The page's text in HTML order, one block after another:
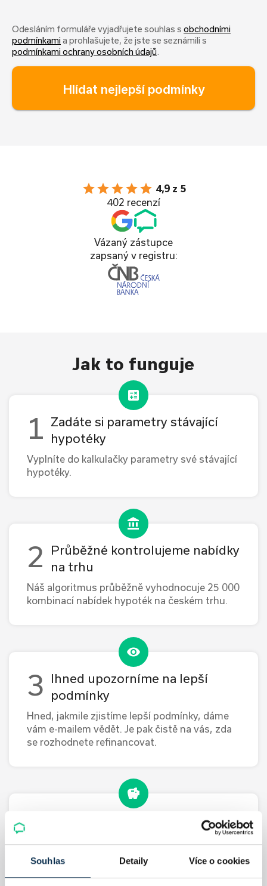
Souhlas Detaily Více o cookies
Odesláním formuláře vyjadřujete souhlas s obchodními
podmínkami a prohlašujete, že jste se seznámili s
podmínkami ochrany osobních údajů.
Hlídat nejlepší podmínky
starstarstarstarstar 4,9 z 5
402 recenzí
Vázaný zástupce
zapsaný v registru:
Jak to funguje
Zadáte si parametry stávající
hypotéky
Vyplníte do kalkulačky parametry své stávající
hypotéky.
Průběžné kontrolujeme nabídky
na trhu
Náš algoritmus průběžně vyhodnocuje 25 000
kombinací nabídek hypoték na českém trhu.
Ihned upozorníme na lepší
podmínky
Hned, jakmile zjistíme lepší podmínky, dáme
vám e-mailem vědět. Je pak čistě na vás, zda
se rozhodnete refinancovat.
ním měli co nejméně starostí. A vy se tak
můžete těšit na levnější hypotéku.